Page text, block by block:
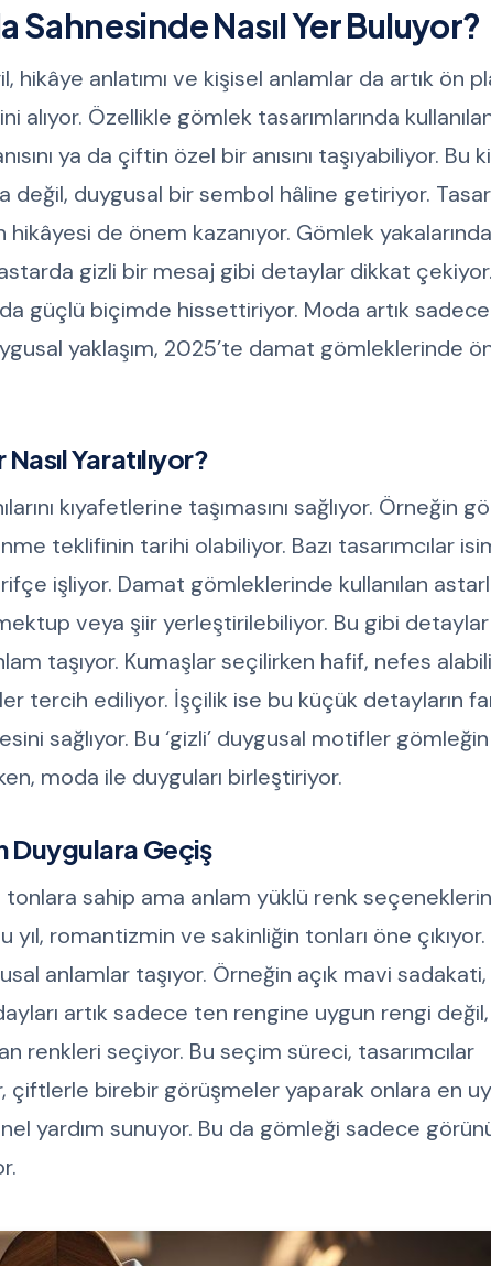
Nasıl Yer Buluyor?
anlatımı ve kişisel anlamlar da artık ön
Özellikle gömlek tasarımlarında
ya da çiftin özel bir anısını taşıyabiliyor. Bu
duygusal bir sembol hâline getiriyor.
de önem kazanıyor. Gömlek
gizli bir mesaj gibi detaylar dikkat
güçlü biçimde hissettiriyor. Moda artık sadece
yaklaşım, 2025’te damat gömleklerinde
Yaratılıyor?
kıyafetlerine taşımasını sağlıyor. Örneğin
teklifinin tarihi olabiliyor. Bazı tasarımcılar
işliyor. Damat gömleklerinde kullanılan
veya şiir yerleştirilebiliyor. Bu gibi
taşıyor. Kumaşlar seçilirken hafif, nefes
tercih ediliyor. İşçilik ise bu küçük detayların
sağlıyor. Bu ‘gizli’ duygusal motifler
moda ile duyguları birleştiriyor.
Duygulara Geçiş
tonlara sahip ama anlam yüklü renk
romantizmin ve sakinliğin tonları öne çıkıyor.
anlamlar taşıyor. Örneğin açık mavi
artık sadece ten rengine uygun rengi değil,
renkleri seçiyor. Bu seçim süreci, tasarımcılar
çiftlerle birebir görüşmeler yaparak onlara en
yardım sunuyor. Bu da gömleği sadece